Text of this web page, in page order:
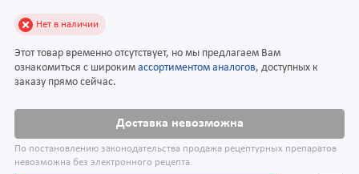
Нет в наличии
Этот товар временно отсутствует, но мы предлагаем Вам
ознакомиться с широким ассортиментом аналогов, доступных к
заказу прямо сейчас.
Доставка невозможна
По постановлению законодательства продажа рецептурных препаратов
невозможна без электронного рецепта.